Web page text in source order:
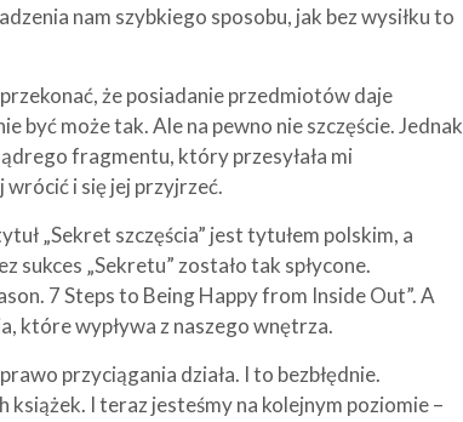
nam szybkiego sposobu, jak bez wysiłku to
że posiadanie przedmiotów daje
być może tak. Ale na pewno nie szczęście. Jednak
fragmentu, który przesyłała mi
wrócić i się jej przyjrzeć.
„Sekret szczęścia” jest tytułem polskim, a
sukces „Sekretu” zostało tak spłycone.
7 Steps to Being Happy from Inside Out”. A
które wypływa z naszego wnętrza.
przyciągania działa. I to bezbłędnie.
książek. I teraz jesteśmy na kolejnym poziomie –